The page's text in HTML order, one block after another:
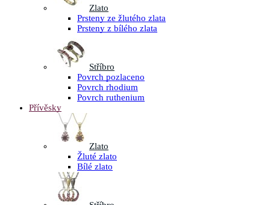
Zlato
Prsteny ze žlutého zlata
Prsteny z bílého zlata
Stříbro
Povrch pozlaceno
Povrch rhodium
Povrch ruthenium
Přívěsky
Zlato
Žluté zlato
Bílé zlato